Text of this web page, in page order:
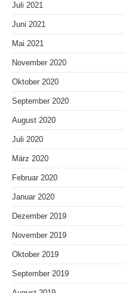
Juli 2021
Juni 2021
Mai 2021
November 2020
Oktober 2020
September 2020
August 2020
Juli 2020
März 2020
Februar 2020
Januar 2020
Dezember 2019
November 2019
Oktober 2019
September 2019